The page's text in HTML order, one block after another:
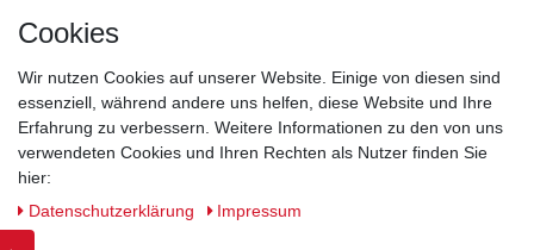
Widerrufsrecht | Datenschutzerklärung | AGB | Impressum
Cookies
Wir nutzen Cookies auf unserer Website. Einige von diesen sind
essenziell, während andere uns helfen, diese Website und Ihre
Erfahrung zu verbessern. Weitere Informationen zu den von uns
verwendeten Cookies und Ihren Rechten als Nutzer finden Sie
hier:
Daten­schutz­erklärung
Impressum